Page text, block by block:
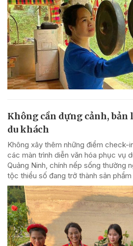
Không cần dựng cảnh, bản
du khách
Không xây thêm những điểm check-
các màn trình diễn văn hóa phục vụ
Quảng Ninh, chính nếp sống thường
tộc thiểu số đang trở thành sản